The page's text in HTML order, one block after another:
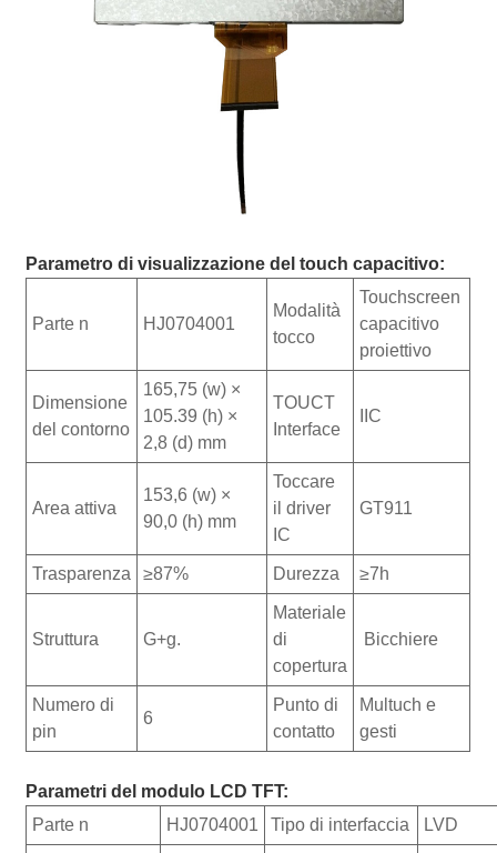
Parametro di visualizzazione del touch capacitivo:
Parte n HJ0704001
Modalità
tocco
Touchscreen
capacitivo
proiettivo
Dimensione
del contorno
165,75 (w) ×
105.39 (h) ×
2,8 (d) mm
TOUCT
Interface
IIC
Area attiva
153,6 (w) ×
90,0 (h) mm
Toccare
il driver
IC
GT911
Trasparenza ≥87% Durezza ≥7h
Struttura G+g.
Materiale
di
copertura
Bicchiere
Numero di
pin
6
Punto di
contatto
Multuch e
gesti
Parametri del modulo LCD TFT:
Parte n
HJ0704001 Tipo di interfaccia LVD